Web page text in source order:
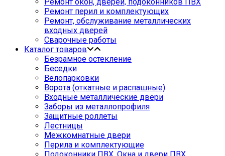
Ремонт перил и комплектующих
Ремонт, обслуживание металлических
входных дверей
Сварочные работы
Каталог товаров
Безрамное остекление
Беседки
Велопарковки
Ворота (откатные и распашные)
Входные металлические двери
Заборы из металлопрофиля
Защитные роллеты
Лестницы
Межкомнатные двери
Перила и комплектующие